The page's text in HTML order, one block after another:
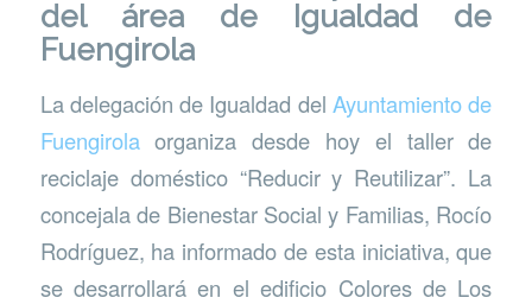
del área de Igualdad de
Fuengirola
La delegación de Igualdad delAyuntamiento de
Fuengirolaorganiza desde hoy el taller de
reciclaje doméstico “Reducir y Reutilizar”. La
concejala de Bienestar Social y Familias, Rocío
Rodríguez, ha informado de esta iniciativa, que
se desarrollará en el edificio Colores de Los